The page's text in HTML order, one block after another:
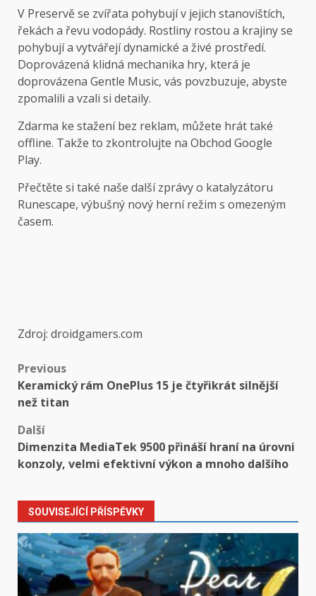
V Preservě se zvířata pohybují v jejich stanovištích,
řekách a řevu vodopády. Rostliny rostou a krajiny se
pohybují a vytvářejí dynamické a živé prostředí.
Doprovázená klidná mechanika hry, která je
doprovázena Gentle Music, vás povzbuzuje, abyste
zpomalili a vzali si detaily.
Zdarma ke stažení bez reklam, můžete hrát také
offline. Takže to zkontrolujte na Obchod Google
Play.
Přečtěte si také naše další zprávy o katalyzátoru
Runescape, výbušný nový herní režim s omezeným
časem.
Zdroj: droidgamers.com
Post
navigation
Previous
Keramický rám OnePlus 15 je čtyřikrát silnější
než titan
Další
Dimenzita MediaTek 9500 přináší hraní na úrovni
konzoly, velmi efektivní výkon a mnoho dalšího
SOUVISEJÍCÍ PŘÍSPĚVKY